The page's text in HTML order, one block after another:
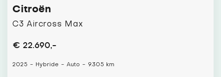
Citroën
C3 Aircross Max
€ 22.690,-
2025 - Hybride - Auto - 9.305 km